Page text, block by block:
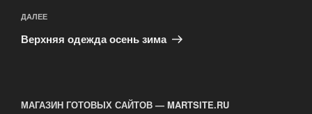
Следующая
запись
ДАЛЕЕ
Верхняя одежда осень зима
МАГАЗИН ГОТОВЫХ САЙТОВ — MARTSITE.RU